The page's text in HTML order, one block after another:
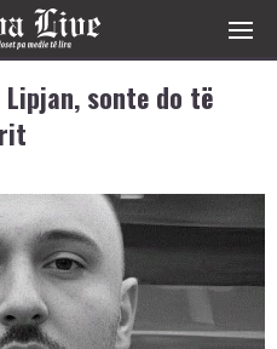
sonte do të